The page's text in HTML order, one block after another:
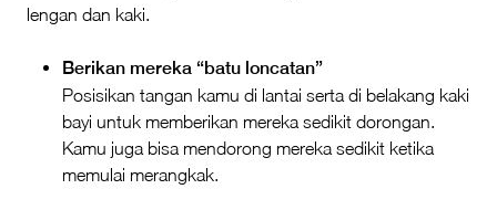
lengan dan kaki.
Berikan mereka “batu loncatan”
Posisikan tangan kamu di lantai serta di belakang kaki
bayi untuk memberikan mereka sedikit dorongan.
Kamu juga bisa mendorong mereka sedikit ketika
memulai merangkak.